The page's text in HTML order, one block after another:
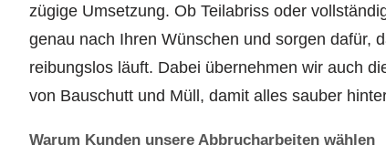
zügige Umsetzung. Ob Teilabriss oder
genau nach Ihren Wünschen und sorgen dafür,
reibungslos läuft. Dabei übernehmen wir auch
von Bauschutt und Müll, damit alles sauber
Warum Kunden unsere Abbrucharbeiten wählen